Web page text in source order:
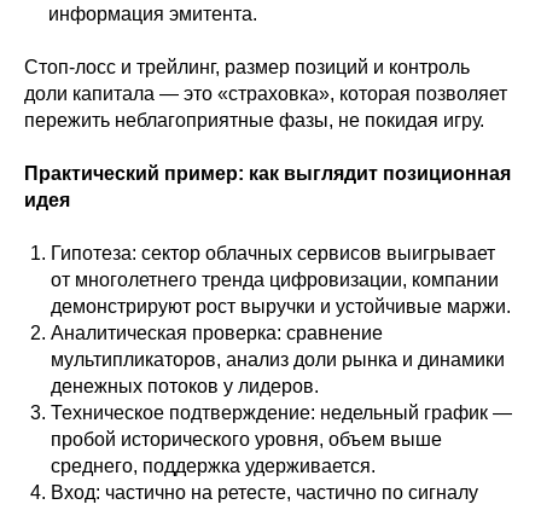
информация эмитента.
Стоп-лосс и трейлинг, размер позиций и контроль
доли капитала — это «страховка», которая позволяет
пережить неблагоприятные фазы, не покидая игру.
Практический пример: как выглядит позиционная
идея
Гипотеза: сектор облачных сервисов выигрывает
от многолетнего тренда цифровизации, компании
демонстрируют рост выручки и устойчивые маржи.
Аналитическая проверка: сравнение
мультипликаторов, анализ доли рынка и динамики
денежных потоков у лидеров.
Техническое подтверждение: недельный график —
пробой исторического уровня, объем выше
среднего, поддержка удерживается.
Вход: частично на ретесте, частично по сигналу